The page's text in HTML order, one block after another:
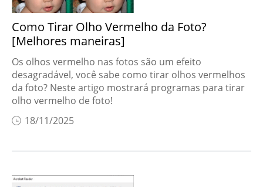
iPhone
Dicas de iOS
Dicas de Android
Espelhamento de
tela
Soluções para
Dicas de PC
Como Tirar Olho Vermelho da Foto?
[Melhores maneiras]
Os olhos vermelho nas fotos são um efeito
desagradável, você sabe como tirar olhos vermelhos
da foto? Neste artigo mostrará programas para tirar
olho vermelho de foto!
18/11/2025